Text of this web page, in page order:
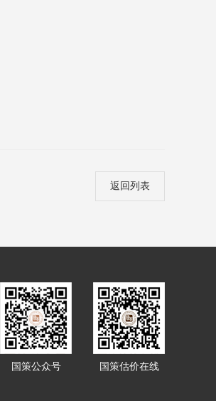
返回列表
国策公众号 国策估价在线